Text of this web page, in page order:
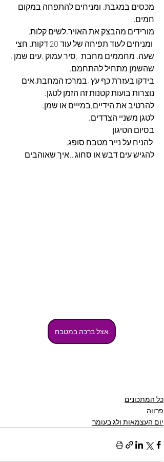
מכסים במגבת, ומניחים להתפחה במקום
חמים.
מורידים מהבצק את האויר,לשים קלות.
ומניחים לעוד תפיחה של עוד 20 דקות. חצי
שעה. מחממים מחבת  ,סיר עמוק ,עים שמן ,
שהשמן מתחיל להתחמם.
בידקו בעזרת כף עץ ,במרכז המחבת,אים
נוצרות בועות קטנות זה הזמן לטגן.
להרטיב את הידיים,במייים או שמן.
לטגן משניי הצדדים,
בסיום הטיגון
להגיש עים דבש או סחוג ..איך שאוהבים
אצל ברכה במטבח
כל המתכונים
פרווה
יום העצמאות ולג בעומר